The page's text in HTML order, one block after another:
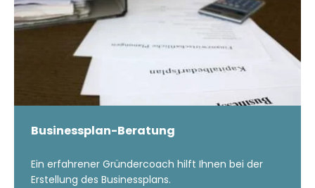
Businessplan-Beratung
Ein erfahrener Gründercoach hilft Ihnen bei der
Erstellung des Businessplans.